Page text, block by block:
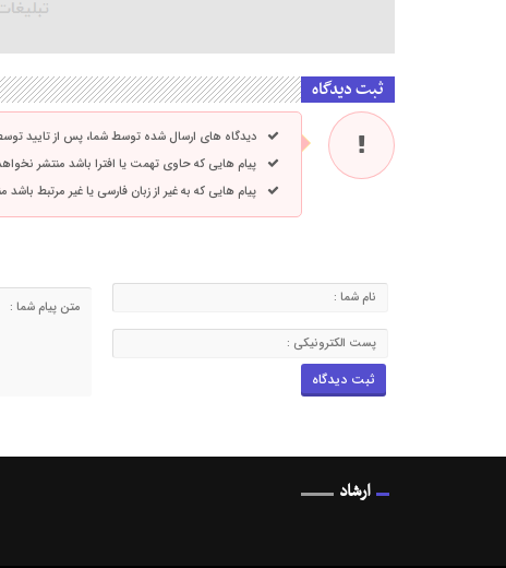
ثبت دیدگاه
دیدگاه های ارسال شده توسط شما، پس از تایید
پیام هایی که حاوی تهمت یا افترا باشد منتشر
پیام هایی که به غیر از زبان فارسی یا غیر مرتبط
ارشاد